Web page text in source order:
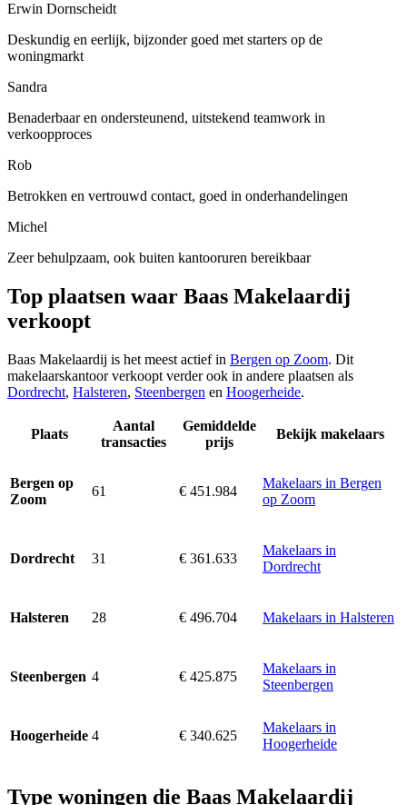
Erwin Dornscheidt
Deskundig en eerlijk, bijzonder goed met starters op de
woningmarkt
Sandra
Benaderbaar en ondersteunend, uitstekend teamwork in
verkoopproces
Rob
Betrokken en vertrouwd contact, goed in onderhandelingen
Michel
Zeer behulpzaam, ook buiten kantooruren bereikbaar
Top plaatsen waar Baas Makelaardij
verkoopt
Baas Makelaardij is het meest actief in Bergen op Zoom. Dit
makelaarskantoor verkoopt verder ook in andere plaatsen als
Dordrecht, Halsteren, Steenbergen en Hoogerheide.
Plaats
Aantal
transacties
Gemiddelde
prijs
Bekijk makelaars
Bergen op
Zoom
61 € 451.984
Makelaars in Bergen
op Zoom
Dordrecht 31 € 361.633
Makelaars in
Dordrecht
Halsteren 28 € 496.704 Makelaars in Halsteren
Steenbergen 4 € 425.875
Makelaars in
Steenbergen
Hoogerheide 4 € 340.625
Makelaars in
Hoogerheide
Type woningen die Baas Makelaardij